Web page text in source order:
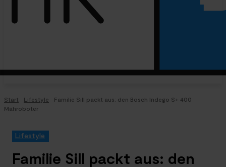
Start Lifestyle
Familie Sill packt aus: den Bosch Indego S+ 400
Mähroboter
Lifestyle
Familie Sill packt aus: den